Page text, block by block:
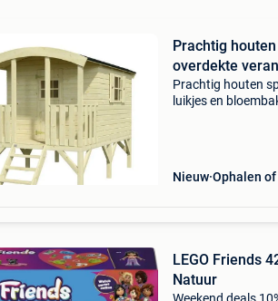
Prachtig
overdekte
Prachtig houten
luikjes en
Nieuw Ophalen
LEGO Friends
Natuur